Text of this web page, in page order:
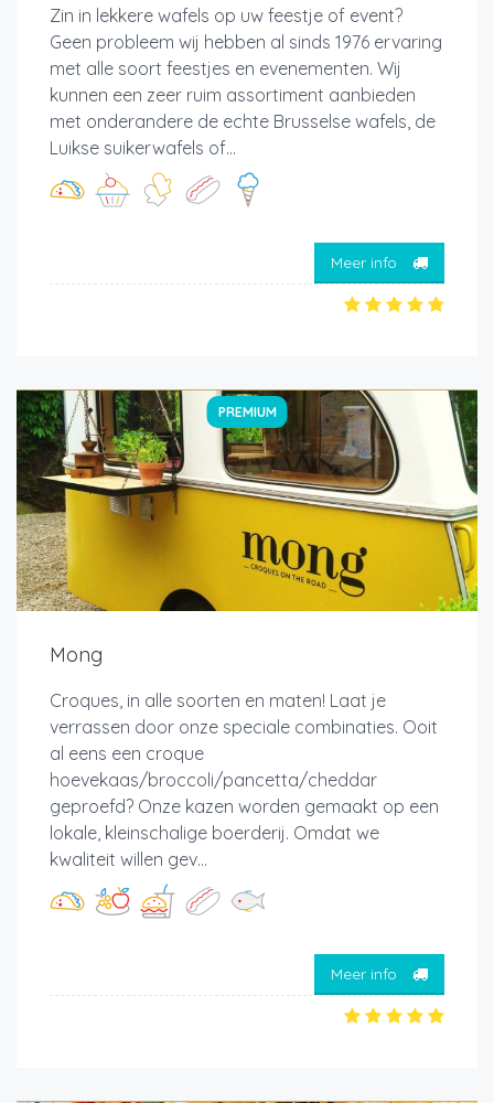
Zin in lekkere wafels op uw feestje of event?
Geen probleem wij hebben al sinds 1976 ervaring
met alle soort feestjes en evenementen. Wij
kunnen een zeer ruim assortiment aanbieden
met onderandere de echte Brusselse wafels, de
Luikse suikerwafels of...
Meer info
PREMIUM
Mong
Croques, in alle soorten en maten! Laat je
verrassen door onze speciale combinaties. Ooit
al eens een croque
hoevekaas/broccoli/pancetta/cheddar
geproefd? Onze kazen worden gemaakt op een
lokale, kleinschalige boerderij. Omdat we
kwaliteit willen gev...
Meer info